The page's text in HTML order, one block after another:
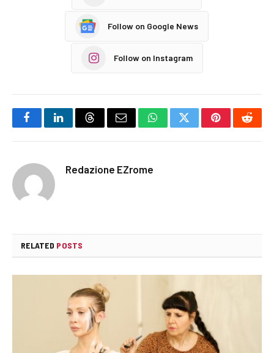
Follow on Google News
Follow on Instagram
FacebookLinkedInThreadsEmail WhatsAppTwitterPinterest
Redazione EZrome
RELATED POSTS